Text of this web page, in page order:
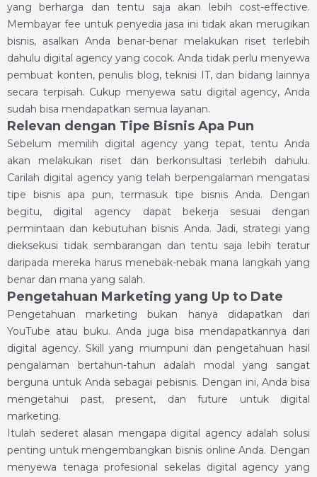
yang berharga dan tentu saja akan lebih cost-effective.
Membayar fee untuk penyedia jasa ini tidak akan merugikan
bisnis, asalkan Anda benar-benar melakukan riset terlebih
dahulu digital agency yang cocok. Anda tidak perlu menyewa
pembuat konten, penulis blog, teknisi IT, dan bidang lainnya
secara terpisah. Cukup menyewa satu digital agency, Anda
sudah bisa mendapatkan semua layanan.
Relevan dengan Tipe Bisnis Apa Pun
Sebelum memilih digital agency yang tepat, tentu Anda
akan melakukan riset dan berkonsultasi terlebih dahulu.
Carilah digital agency yang telah berpengalaman mengatasi
tipe bisnis apa pun, termasuk tipe bisnis Anda. Dengan
begitu, digital agency dapat bekerja sesuai dengan
permintaan dan kebutuhan bisnis Anda. Jadi, strategi yang
dieksekusi tidak sembarangan dan tentu saja lebih teratur
daripada mereka harus menebak-nebak mana langkah yang
benar dan mana yang salah.
Pengetahuan Marketing yang Up to Date
Pengetahuan marketing bukan hanya didapatkan dari
YouTube atau buku. Anda juga bisa mendapatkannya dari
digital agency. Skill yang mumpuni dan pengetahuan hasil
pengalaman bertahun-tahun adalah modal yang sangat
berguna untuk Anda sebagai pebisnis. Dengan ini, Anda bisa
mengetahui past, present, dan future untuk digital
marketing.
Itulah sederet alasan mengapa digital agency adalah solusi
penting untuk mengembangkan bisnis online Anda. Dengan
menyewa tenaga profesional sekelas digital agency yang